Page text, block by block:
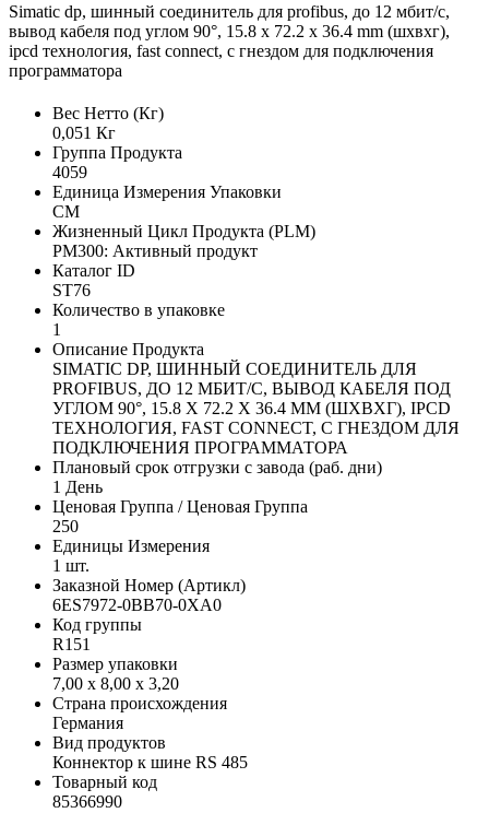
Simatic dp, шинный соединитель для profibus, до 12 мбит/с,
вывод кабеля под углом 90°, 15.8 x 72.2 x 36.4 mm (шxвxг),
ipcd технология, fast connect, с гнездом для подключения
программатора
Вес Нетто (Кг)
0,051 Кг
Группа Продукта
4059
Единица Измерения Упаковки
CM
Жизненный Цикл Продукта (PLM)
PM300: Активный продукт
Каталог ID
ST76
Количество в упаковке
1
Описание Продукта
SIMATIC DP, ШИННЫЙ СОЕДИНИТЕЛЬ ДЛЯ
PROFIBUS, ДО 12 МБИТ/С, ВЫВОД КАБЕЛЯ ПОД
УГЛОМ 90°, 15.8 X 72.2 X 36.4 MM (ШXВXГ), IPCD
ТЕХНОЛОГИЯ, FAST CONNECT, С ГНЕЗДОМ ДЛЯ
ПОДКЛЮЧЕНИЯ ПРОГРАММАТОРА
Плановый срок отгрузки с завода (раб. дни)
1 День
Ценовая Группа / Ценовая Группа
250
Единицы Измерения
1 шт.
Заказной Номер (Артикл)
6ES7972-0BB70-0XA0
Код группы
R151
Размер упаковки
7,00 x 8,00 x 3,20
Страна происхождения
Германия
Вид продуктов
Коннектор к шине RS 485
Товарный код
85366990